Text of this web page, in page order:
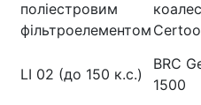
поліестровим
фільтроелементом
LI 02 (до 150 к.с.)
BRC
1500